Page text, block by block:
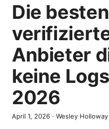
Die besten
Anbieter
keine
2026
April 1, 2026 · Wesley Holloway